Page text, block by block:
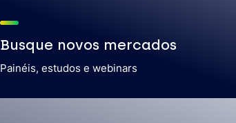
Busque novos mercados
Painéis, estudos e webinars